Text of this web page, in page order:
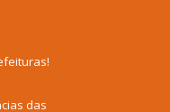
!
das